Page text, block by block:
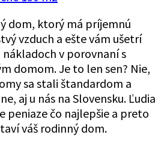
dom, ktorý má príjemnú
vzduch a ešte vám ušetrí
v porovnaní s
domom. Je to len sen? Nie,
sa stali štandardom a
aj u nás na Slovensku. Ľudia
peniaze čo najlepšie a preto
váš rodinný dom.